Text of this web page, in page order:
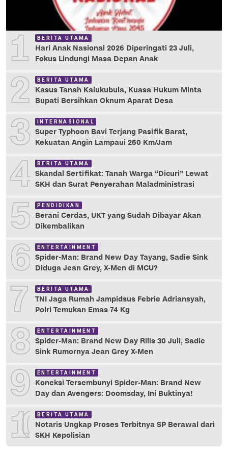
1 BERITA UTAMA
Hari Anak Nasional 2026 Diperingati 23 Juli,
Fokus Lindungi Masa Depan Anak
2 BERITA UTAMA
Kasus Tanah Kalukubula, Kuasa Hukum Minta
Bupati Bersihkan Oknum Aparat Desa
3 INTERNASIONAL
Super Typhoon Bavi Terjang Pasifik Barat,
Kekuatan Angin Lampaui 250 Km/Jam
4 BERITA UTAMA
Skandal Sertifikat: Tanah Warga “Dicuri” Lewat
SKH dan Surat Penyerahan Maladministrasi
5 PENDIDIKAN
Berani Cerdas, UKT yang Sudah Dibayar Akan
Dikembalikan
6 ENTERTAINMENT
Spider-Man: Brand New Day Tayang, Sadie Sink
Diduga Jean Grey, X-Men di MCU?
7 BERITA UTAMA
TNI Jaga Rumah Jampidsus Febrie Adriansyah,
Polri Temukan Emas 74 Kg
8 ENTERTAINMENT
Spider-Man: Brand New Day Rilis 30 Juli, Sadie
Sink Rumornya Jean Grey X-Men
9 ENTERTAINMENT
Koneksi Tersembunyi Spider-Man: Brand New
Day dan Avengers: Doomsday, Ini Buktinya!
10 BERITA UTAMA
Notaris Ungkap Proses Terbitnya SP Berawal dari
SKH Kepolisian